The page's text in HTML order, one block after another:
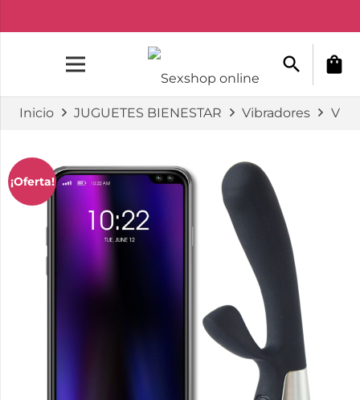
search shopping_bag
Inicio JUGUETES BIENESTAR Vibradores
¡Oferta!